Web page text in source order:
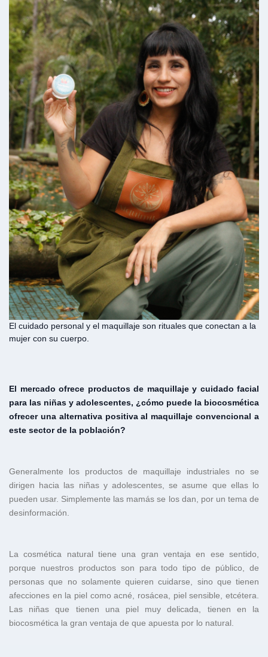
El cuidado personal y el maquillaje son rituales que conectan a la
mujer con su cuerpo.
El mercado ofrece productos de maquillaje y cuidado facial
para las niñas y adolescentes, ¿cómo puede la biocosmética
ofrecer una alternativa positiva al maquillaje convencional a
este sector de la población?
Generalmente los productos de maquillaje industriales no se
dirigen hacia las niñas y adolescentes, se asume que ellas lo
pueden usar. Simplemente las mamás se los dan, por un tema de
desinformación.
La cosmética natural tiene una gran ventaja en ese sentido,
porque nuestros productos son para todo tipo de público, de
personas que no solamente quieren cuidarse, sino que tienen
afecciones en la piel como acné, rosácea, piel sensible, etcétera.
Las niñas que tienen una piel muy delicada, tienen en la
biocosmética la gran ventaja de que apuesta por lo natural.